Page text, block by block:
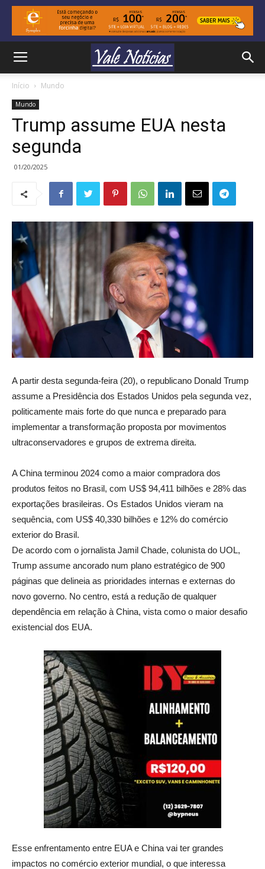
Início Mundo
Mundo
Trump assume EUA nesta
segunda
01/20/2025
A partir desta segunda-feira (20), o republicano Donald Trump
assume a Presidência dos Estados Unidos pela segunda vez,
politicamente mais forte do que nunca e preparado para
implementar a transformação proposta por movimentos
ultraconservadores e grupos de extrema direita.
A China terminou 2024 como a maior compradora dos
produtos feitos no Brasil, com US$ 94,411 bilhões e 28% das
exportações brasileiras. Os Estados Unidos vieram na
sequência, com US$ 40,330 bilhões e 12% do comércio
exterior do Brasil.
De acordo com o jornalista Jamil Chade, colunista do UOL,
Trump assume ancorado num plano estratégico de 900
páginas que delineia as prioridades internas e externas do
novo governo. No centro, está a redução de qualquer
dependência em relação à China, vista como o maior desafio
existencial dos EUA.
Esse enfrentamento entre EUA e China vai ter grandes
impactos no comércio exterior mundial, o que interessa